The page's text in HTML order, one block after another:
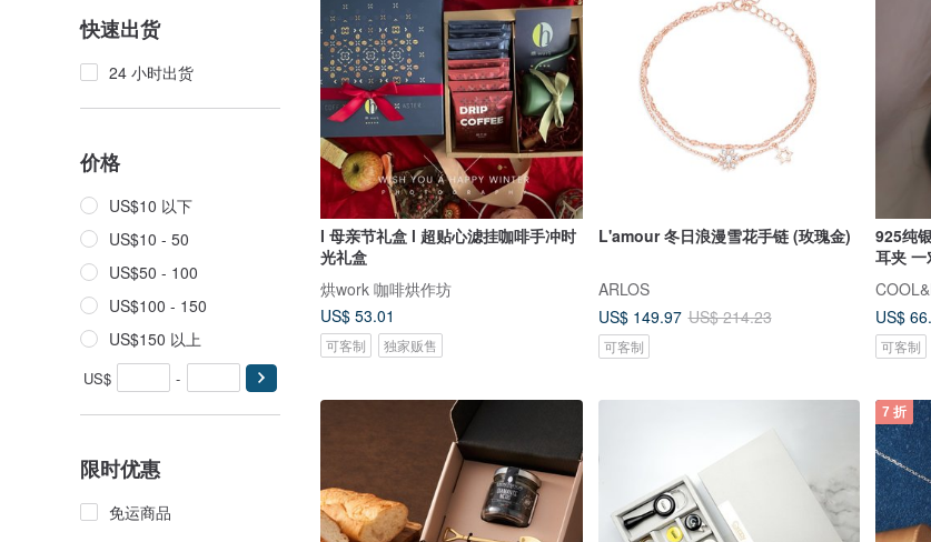
快速出货
24 小时出货
价格
US$10 以下
US$10 - 50
US$50 - 100
US$100 - 150
US$150 以上
US$ -
限时优惠
免运商品
l 母亲节礼盒 l 超贴心滤挂咖啡手冲时
光礼盒
烘work 咖啡烘作坊
US$ 53.01
可客制 独家贩售
L'amour 冬日浪漫雪花手链 (玫瑰金)
ARLOS
US$ 149.97 US$ 214.23
可客制
925纯
耳夹
US$
可客制
7 折